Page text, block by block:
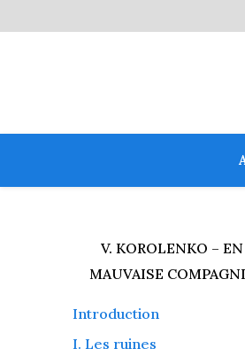
V. KOROLENKO – EN
MAUVAISE
Introduction
I. Les ruines